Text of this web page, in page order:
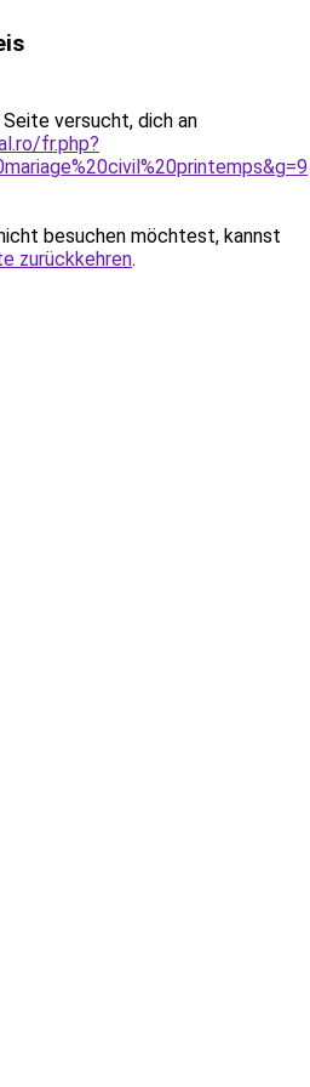
versucht, dich an
fr.php?
besuchen möchtest, kannst
zurückkehren.